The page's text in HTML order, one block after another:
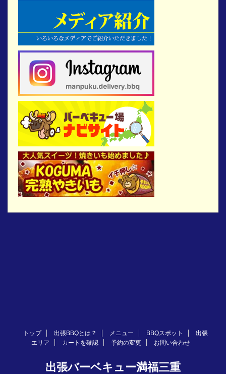
トップ 出張BBQとは？ メニュー BBQスポット
出張
エリア
カートを確認 予約の変更 お問い合わせ
出張バーベキュー満福三重